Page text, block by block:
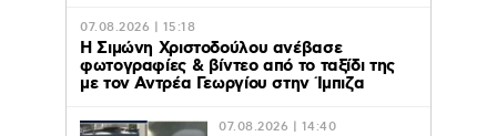
07.08.2026 | 15:18
Η Σιμώνη Χριστοδούλου ανέβασε
φωτογραφίες & βίντεο από το ταξίδι της
με τον Αντρέα Γεωργίου στην Ίμπιζα
07.08.2026 | 14:40